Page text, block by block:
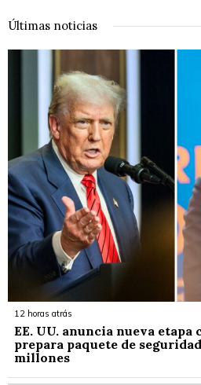
Últimas noticias
12 horas atrás
EE. UU. anuncia nueva etapa
prepara paquete de
millones